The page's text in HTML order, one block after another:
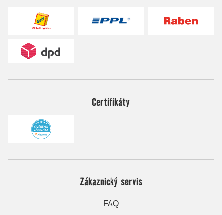
Certifikáty
Zákaznický servis
FAQ